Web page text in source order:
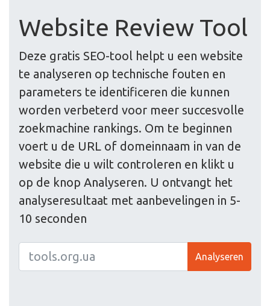
Website Review Tool
Deze gratis SEO-tool helpt u een website
te analyseren op technische fouten en
parameters te identificeren die kunnen
worden verbeterd voor meer succesvolle
zoekmachine rankings. Om te beginnen
voert u de URL of domeinnaam in van de
website die u wilt controleren en klikt u
op de knop Analyseren. U ontvangt het
analyseresultaat met aanbevelingen in 5-
10 seconden
Analyseren